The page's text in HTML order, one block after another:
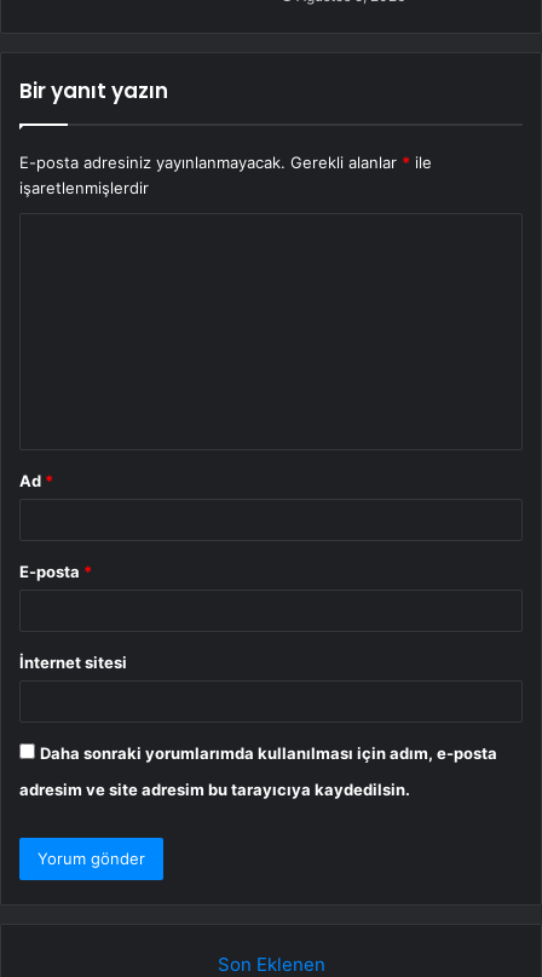
Bir yanıt yazın
E-posta adresiniz yayınlanmayacak. Gerekli alanlar * ile
işaretlenmişlerdir
Ad *
E-posta *
İnternet sitesi
Daha sonraki yorumlarımda kullanılması için adım, e-posta
adresim ve site adresim bu tarayıcıya kaydedilsin.
Son Eklenen